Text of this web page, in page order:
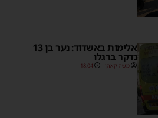
אלימות באשדוד: נער בן 13
נדקר ברגלו
משה קאהן 18:04